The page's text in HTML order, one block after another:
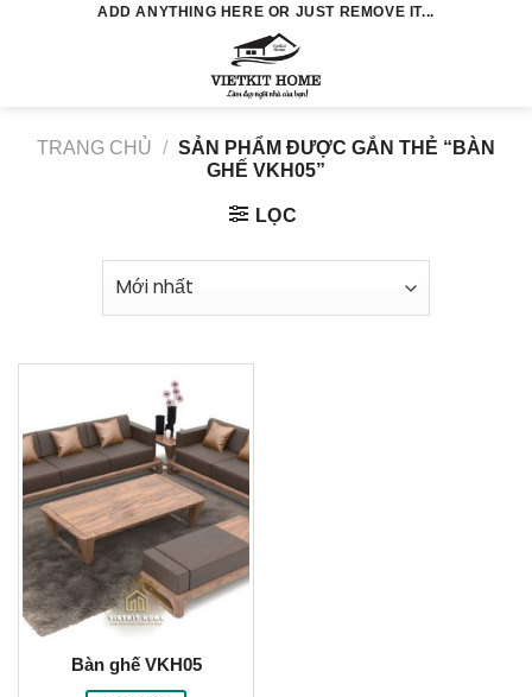
ADD ANYTHING HERE OR JUST REMOVE IT...
TRANG CHỦ / SẢN PHẨM ĐƯỢC GẮN THẺ “BÀN
GHẾ VKH05”
LỌC
Bàn ghế VKH05